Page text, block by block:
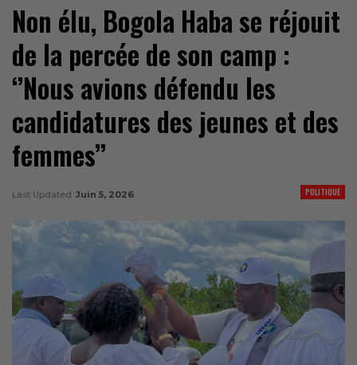
Non élu, Bogola Haba se réjouit
de la percée de son camp :
‘’Nous avions défendu les
candidatures des jeunes et des
femmes’’
POLITIQUE
Last Updated Juin 5, 2026